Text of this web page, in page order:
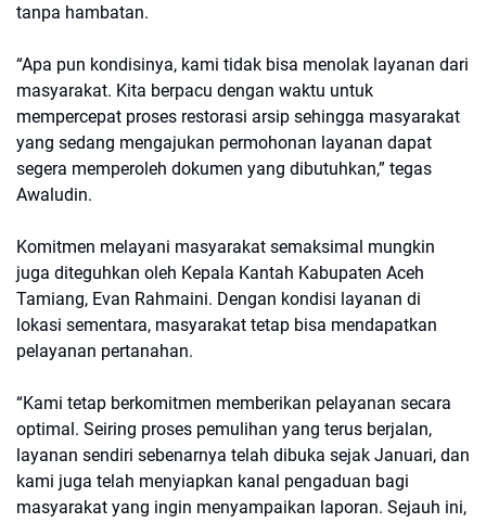
tanpa hambatan.
“Apa pun kondisinya, kami tidak bisa menolak layanan dari
masyarakat. Kita berpacu dengan waktu untuk
mempercepat proses restorasi arsip sehingga masyarakat
yang sedang mengajukan permohonan layanan dapat
segera memperoleh dokumen yang dibutuhkan,” tegas
Awaludin.
Komitmen melayani masyarakat semaksimal mungkin
juga diteguhkan oleh Kepala Kantah Kabupaten Aceh
Tamiang, Evan Rahmaini. Dengan kondisi layanan di
lokasi sementara, masyarakat tetap bisa mendapatkan
pelayanan pertanahan.
“Kami tetap berkomitmen memberikan pelayanan secara
optimal. Seiring proses pemulihan yang terus berjalan,
layanan sendiri sebenarnya telah dibuka sejak Januari, dan
kami juga telah menyiapkan kanal pengaduan bagi
masyarakat yang ingin menyampaikan laporan. Sejauh ini,